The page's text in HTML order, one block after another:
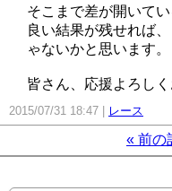
そこまで差が開いて
良い結果が残せれば
ゃないかと思います。
皆さん、応援よろし
2015/07/31 18:47 レース
« 前の